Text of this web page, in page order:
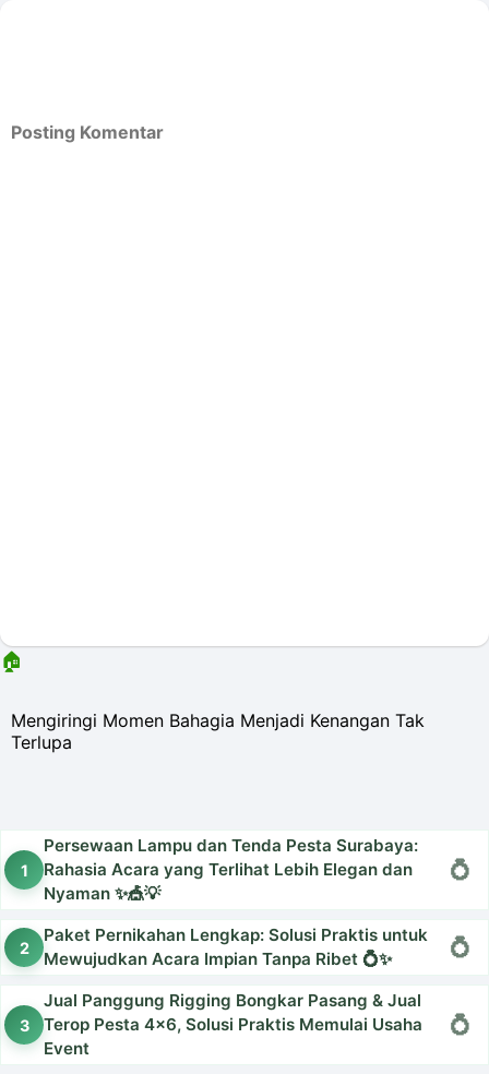
Posting Komentar
🏠
Mengiringi Momen Bahagia Menjadi Kenangan Tak
Terlupa
Persewaan Lampu dan Tenda Pesta Surabaya:
Rahasia Acara yang Terlihat Lebih Elegan dan
Nyaman ✨🎪💡
Paket Pernikahan Lengkap: Solusi Praktis untuk
Mewujudkan Acara Impian Tanpa Ribet 💍✨
Jual Panggung Rigging Bongkar Pasang & Jual
Terop Pesta 4x6, Solusi Praktis Memulai Usaha
Event